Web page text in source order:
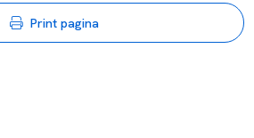
Print pagina